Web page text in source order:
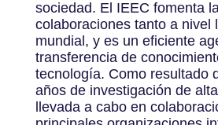
sociedad. El IEEC fomenta
colaboraciones tanto a nivel
mundial, y es un eficiente
transferencia de
tecnología. Como resultado
años de investigación de
llevada a cabo en